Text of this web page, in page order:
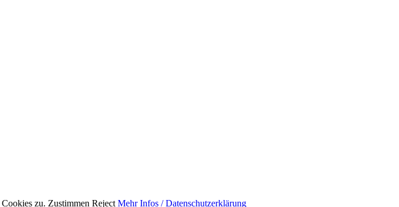
zu. Zustimmen Reject Mehr Infos / Datenschutzerklärung